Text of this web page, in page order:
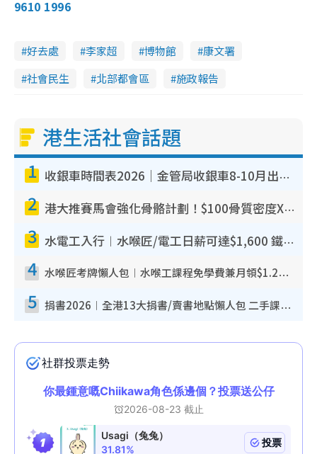
9610 1996
好去處 李家超 博物館
康文署
社會民生
北部都會區 施政報告
港生活社會話題
1 收銀車時間表2026｜金管局收銀車8-10月出沒地點+時間！無須手續費！硬幣免費轉現鈔或增值至八達通
2 港大推賽馬會強化骨骼計劃！$100骨質密度X光檢查 完成免費運動訓練送超市禮券！附參加資格
3 水電工入行︱水喉匠/電工日薪可達$1,600 鐵飯碗職業難被AI取代！附薪酬參考＋入行考牌途徑
4 水喉匠考牌懶人包︱水喉工課程免學費兼月領$1.2萬津貼 即睇水喉匠考牌4階段＋入行課程建議
5 捐書2026︱全港13大捐書/賣書地點懶人包 二手課本最高$150＋舊書換免費咖啡/戲票